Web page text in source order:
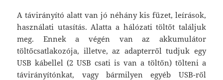
A távirányító alatt van jó néhány kis füzet, leírások,
használati utasítás. Alatta a hálózati töltőt találjuk
meg. Ennek a végén van az akkumulátor
töltőcsatlakozója, illetve, az adapterről tudjuk egy
USB kábellel (2 USB csati is van a töltőn) tölteni a
távirányítónkat, vagy bármilyen egyéb USB-ről